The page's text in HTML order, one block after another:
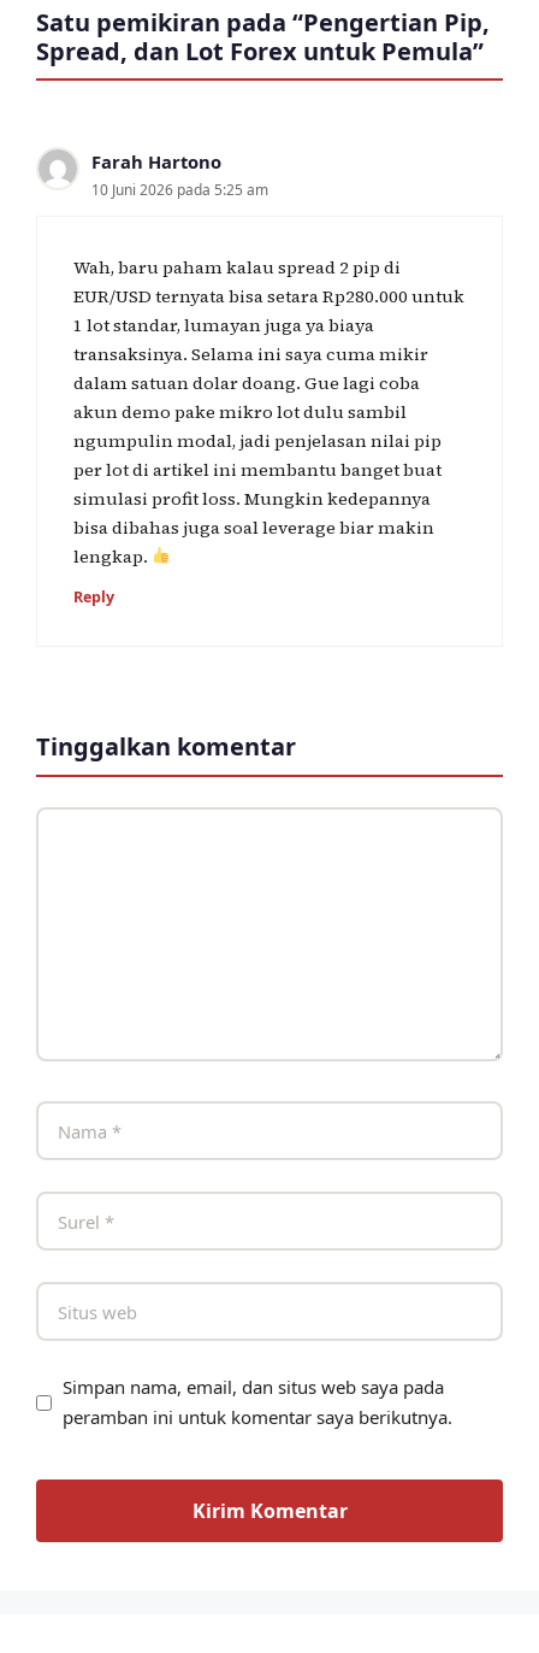
Satu pemikiran pada “Pengertian Pip,
Spread, dan Lot Forex untuk Pemula”
Farah Hartono
10 Juni 2026 pada 5:25 am
Wah, baru paham kalau spread 2 pip di
EUR/USD ternyata bisa setara Rp280.000 untuk
1 lot standar, lumayan juga ya biaya
transaksinya. Selama ini saya cuma mikir
dalam satuan dolar doang. Gue lagi coba
akun demo pake mikro lot dulu sambil
ngumpulin modal, jadi penjelasan nilai pip
per lot di artikel ini membantu banget buat
simulasi profit loss. Mungkin kedepannya
bisa dibahas juga soal leverage biar makin
lengkap.
Reply
Tinggalkan komentar
Komentar
Nama
Surel
Situs
Simpan nama, email, dan situs web saya pada
peramban ini untuk komentar saya berikutnya.